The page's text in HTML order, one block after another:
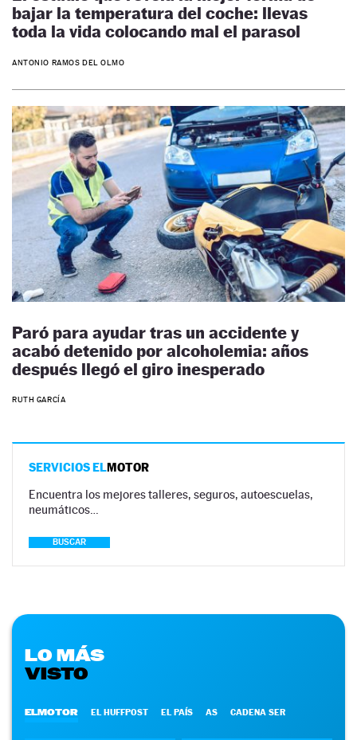
bajar la temperatura del coche: llevas
toda la vida colocando mal el parasol
ANTONIO RAMOS DEL OLMO
Paró para ayudar tras un accidente y
acabó detenido por alcoholemia: años
después llegó el giro inesperado
RUTH GARCÍA
SERVICIOS ELMOTOR
Encuentra los mejores talleres, seguros, autoescuelas,
neumáticos…
BUSCAR
LO MÁS
VISTO
ELMOTOR EL HUFFPOST EL PAÍS AS CADENA SER